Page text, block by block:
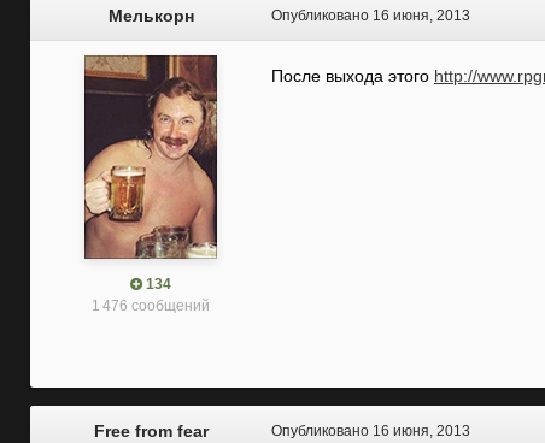
Мелькорн
134
1 476 сообщений
Опубликовано 16 июня, 2013
После выхода этого http://
Free from fear Опубликовано 16 июня, 2013